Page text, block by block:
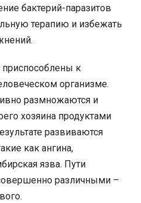
бактерий-паразитов
терапию и избежать
приспособлены к
организме.
размножаются и
хозяина продуктами
развиваются
как ангина,
язва. Пути
различными –